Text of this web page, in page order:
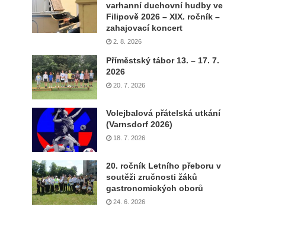
varhanní duchovní hudby ve
Filipově 2026 – XIX. ročník –
zahajovací koncert
2. 8. 2026
Příměstský tábor 13. – 17. 7.
2026
20. 7. 2026
Volejbalová přátelská utkání
(Varnsdorf 2026)
18. 7. 2026
20. ročník Letního přeboru v
soutěži zručnosti žáků
gastronomických oborů
24. 6. 2026